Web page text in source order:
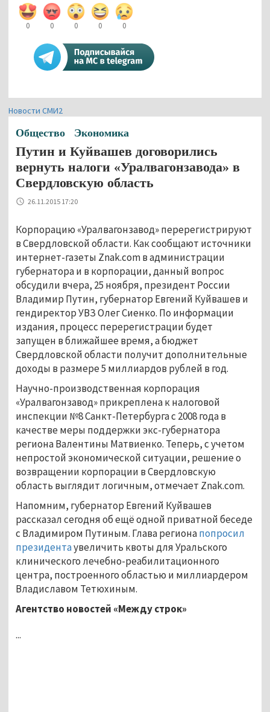
0 0 0 0 0
Новости СМИ2
Общество Экономика
Путин и Куйвашев договорились
вернуть налоги «Уралвагонзавода» в
Свердловскую область
26.11.2015 17:20
Корпорацию «Уралвагонзавод» перерегистрируют
в Свердловской области. Как сообщают источники
интернет-газеты Znak.com в администрации
губернатора и в корпорации, данный вопрос
обсудили вчера, 25 ноября, президент России
Владимир Путин, губернатор Евгений Куйвашев и
гендиректор УВЗ Олег Сиенко. По информации
издания, процесс перерегистрации будет
запущен в ближайшее время, а бюджет
Свердловской области получит дополнительные
доходы в размере 5 миллиардов рублей в год.
Научно-производственная корпорация
«Уралвагонзавод» прикреплена к налоговой
инспекции №8 Санкт-Петербурга с 2008 года в
качестве меры поддержки экс-губернатора
региона Валентины Матвиенко. Теперь, с учетом
непростой экономической ситуации, решение о
возвращении корпорации в Свердловскую
область выглядит логичным, отмечает Znak.com.
Напомним, губернатор Евгений Куйвашев
рассказал сегодня об ещё одной приватной беседе
с Владимиром Путиным. Глава регионапопросил
президентаувеличить квоты для Уральского
клинического лечебно-реабилитационного
центра, построенного областью и миллиардером
Владиславом Тетюхиным.
Агентство новостей «Между строк»
...